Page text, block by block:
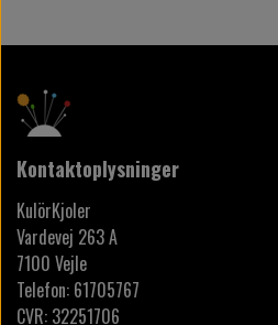
Kontaktoplysninger
KulörKjoler
Vardevej 263 A
7100 Vejle
Telefon: 61705767
CVR: 32251706